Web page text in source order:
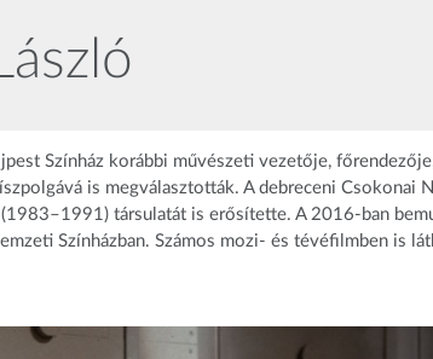
Színház korábbi művészeti vezetője,
is megválasztották. A debreceni Csokonai
(1983–1991) társulatát is erősítette. A 2016-ban
Színházban. Számos mozi- és tévéfilmben is